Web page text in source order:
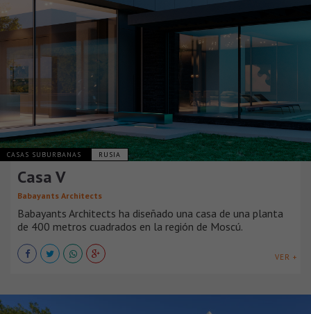
CASAS SUBURBANAS RUSIA
Casa V
Babayants Architects
Babayants Architects ha diseñado una casa de una planta
de 400 metros cuadrados en la región de Moscú.
VER +